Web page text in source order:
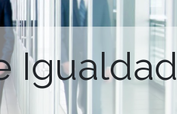
Igualdad